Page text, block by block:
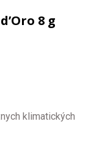
8 g
klimatických